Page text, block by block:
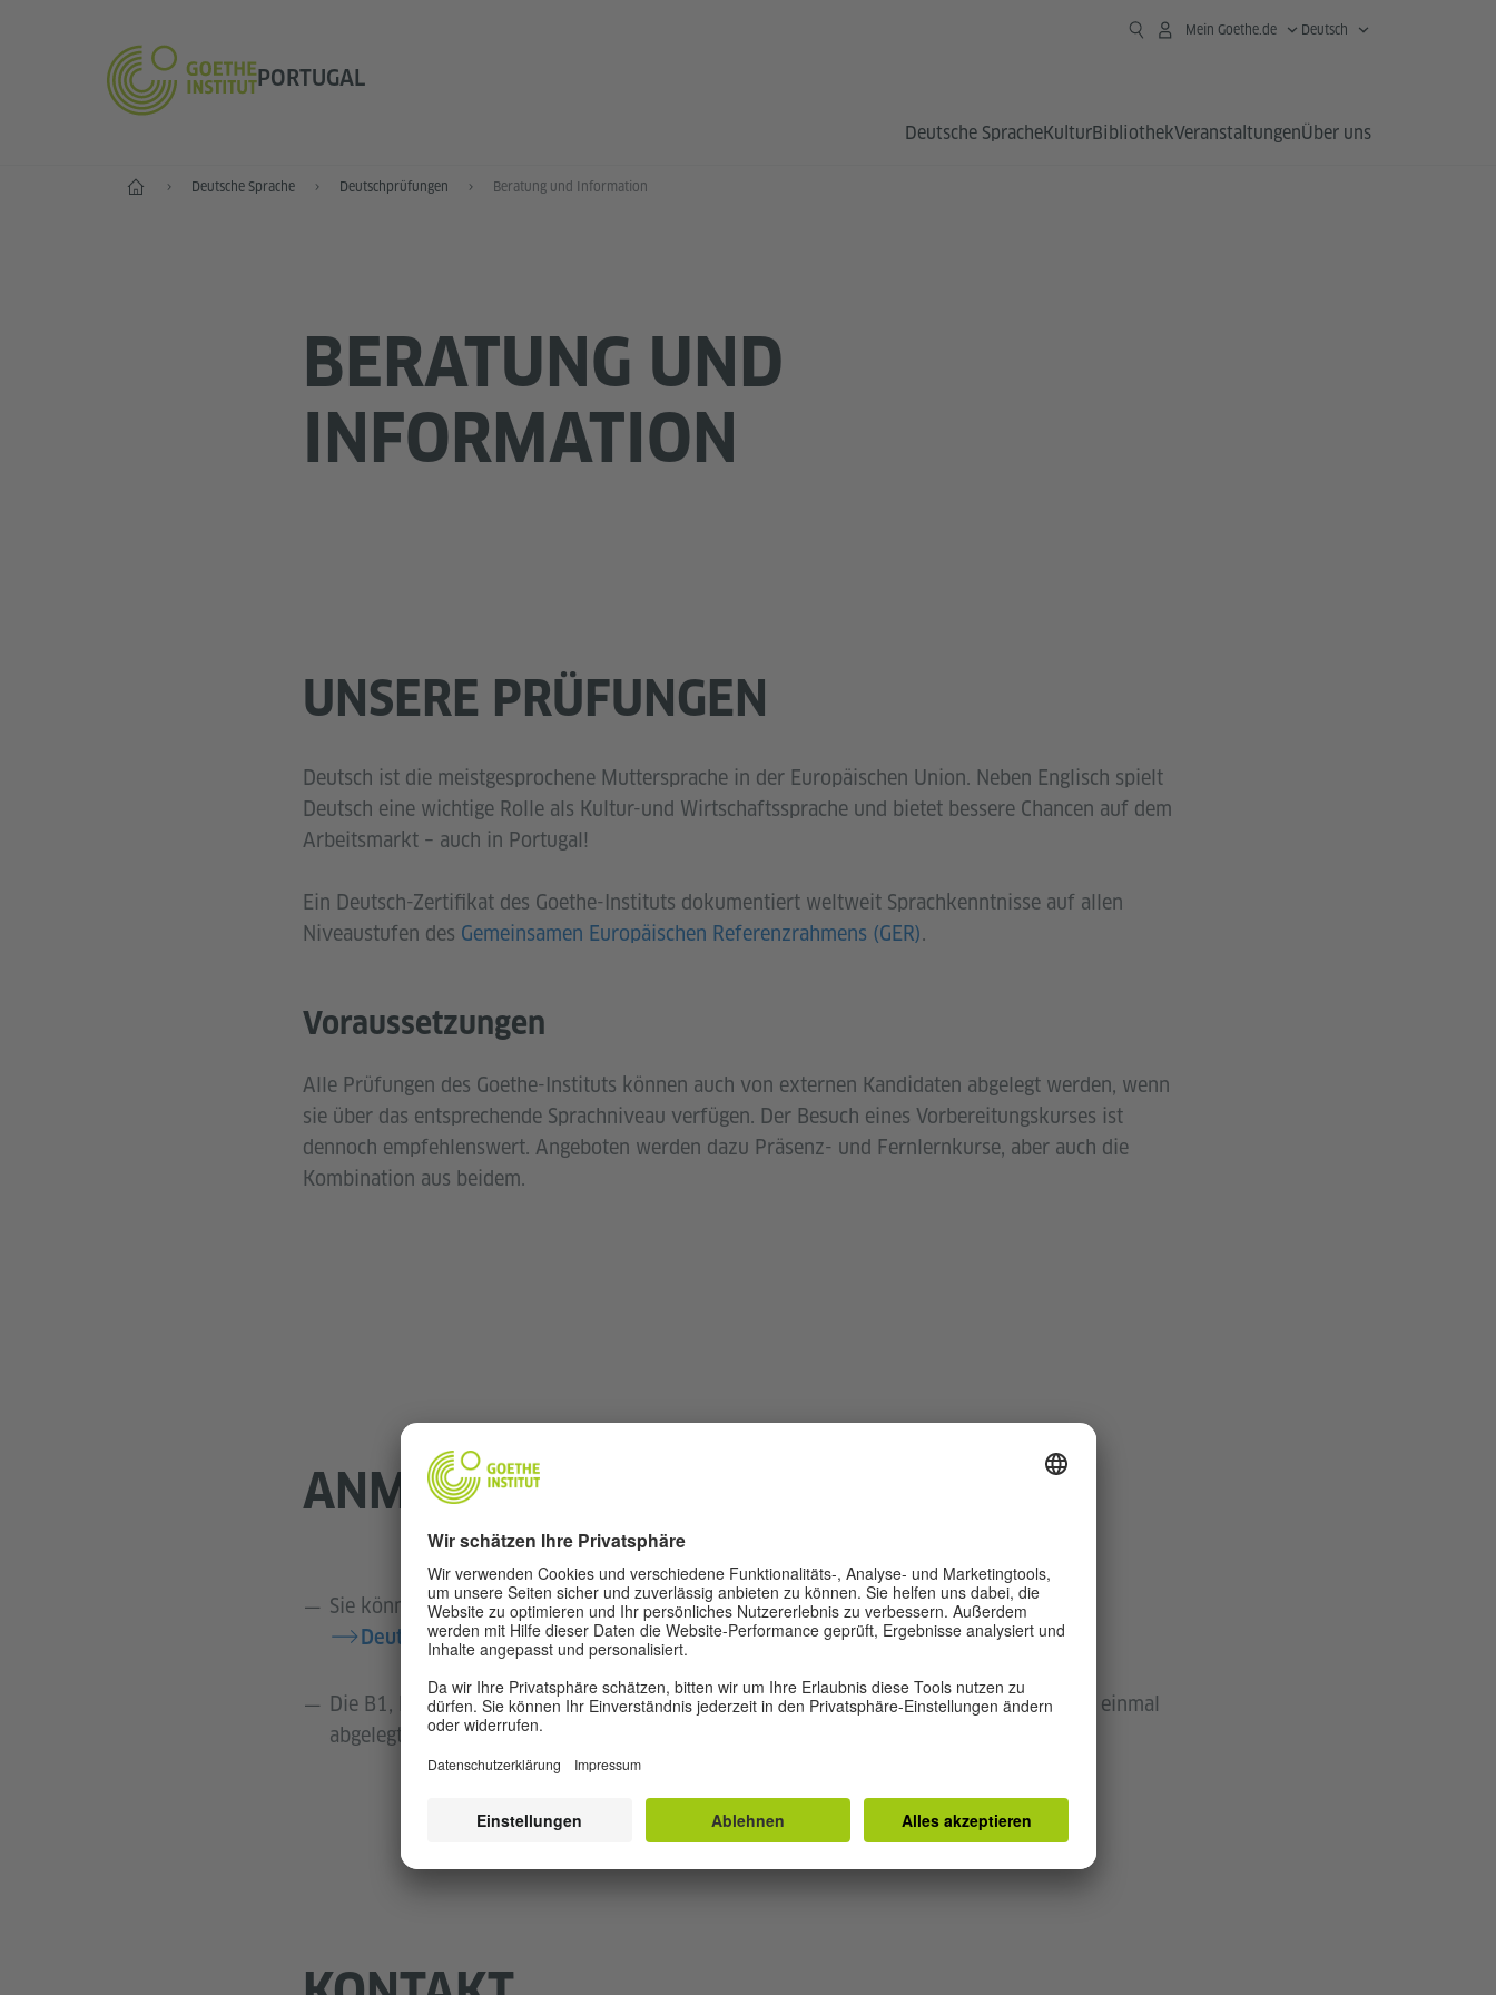
PORTUGAL
Mein Goethe.de Deutsch
Deutsche SpracheKulturBibliothekVeranstaltungenÜber uns
Start Deutsche Sprache Deutschprüfungen Beratung und Information
BERATUNG UND
INFORMATION
UNSERE PRÜFUNGEN
Deutsch ist die meistgesprochene Muttersprache in der Europäischen Union. Neben Englisch spielt
Deutsch eine wichtige Rolle als Kultur-und Wirtschaftssprache und bietet bessere Chancen auf dem
Arbeitsmarkt – auch in Portugal!
Ein Deutsch-Zertifikat des Goethe-Instituts dokumentiert weltweit Sprachkenntnisse auf allen
Niveaustufen des Gemeinsamen Europäischen Referenzrahmens (GER).
Voraussetzungen
Alle Prüfungen des Goethe-Instituts können auch von externen Kandidaten abgelegt werden, wenn
sie über das entsprechende Sprachniveau verfügen. Der Besuch eines Vorbereitungskurses ist
dennoch empfehlenswert. Angeboten werden dazu Präsenz- und Fernlernkurse, aber auch die
Kombination aus beidem.
ANMELDUNG FÜR EINE PRÜFUNG
Sie können sich online registrieren, gehen Sie dazu zur jeweiligen Prüfung.
Deutschprüfungen
Die B1, B2 und die C2 Prüfung sind modulare Prüfungen. Die Module müssen nicht auf einmal
abgelegt werden.